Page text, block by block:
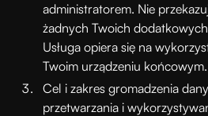
administratorem. Nie
żadnych Twoich
Usługa opiera się na
Twoim urządzeniu końcowym.
Cel i zakres gromadzenia
przetwarzania i